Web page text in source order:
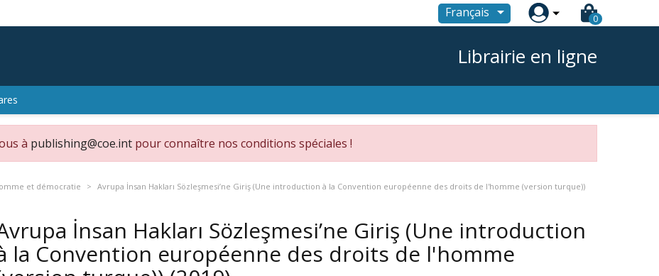
Français  0
Librairie en ligne
à publishing@coe.int pour connaître nos conditions spéciales !
et démocratie Avrupa İnsan Hakları Sözleşmesi’ne Giriş (Une introduction à la Convention européenne des droits de l'homme (version turque))
İnsan Hakları Sözleşmesi’ne Giriş (Une introduction
la Convention européenne des droits de l'homme